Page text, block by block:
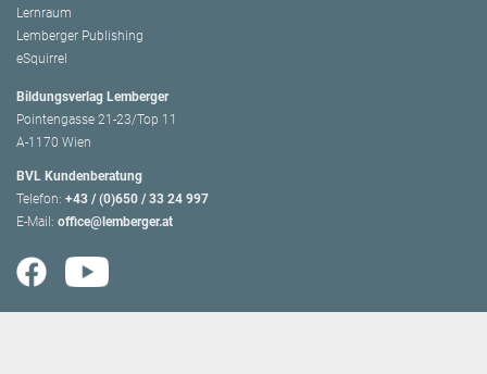
Lernraum
Lemberger Publishing
eSquirrel
Bildungsverlag Lemberger
Pointengasse 21-23/Top 11
A-1170 Wien
BVL Kundenberatung
Telefon: +43 / (0)650 / 33 24 997
E-Mail: office@lemberger.at